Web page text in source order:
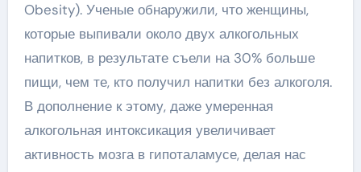
Obesity). Ученые обнаружили, что женщины,
которые выпивали около двух алкогольных
напитков, в результате съели на 30% больше
пищи, чем те, кто получил напитки без алкоголя.
В дополнение к этому, даже умеренная
алкогольная интоксикация увеличивает
активность мозга в гипоталамусе, делая нас